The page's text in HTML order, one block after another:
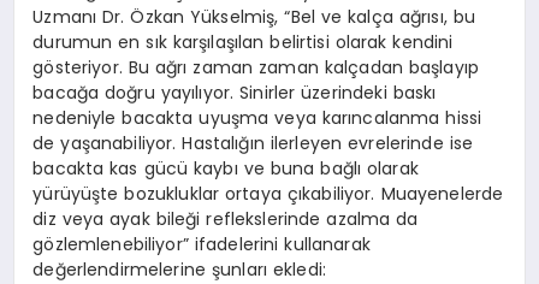
Uzmanı Dr. Özkan Yükselmiş, “Bel ve kalça ağrısı, bu
durumun en sık karşılaşılan belirtisi olarak kendini
gösteriyor. Bu ağrı zaman zaman kalçadan başlayıp
bacağa doğru yayılıyor. Sinirler üzerindeki baskı
nedeniyle bacakta uyuşma veya karıncalanma hissi
de yaşanabiliyor. Hastalığın ilerleyen evrelerinde ise
bacakta kas gücü kaybı ve buna bağlı olarak
yürüyüşte bozukluklar ortaya çıkabiliyor. Muayenelerde
diz veya ayak bileği reflekslerinde azalma da
gözlemlenebiliyor” ifadelerini kullanarak
değerlendirmelerine şunları ekledi: